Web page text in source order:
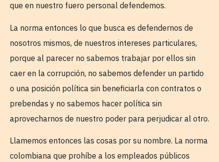
que en nuestro fuero personal defendemos.
La norma entonces lo que busca es defendernos de
nosotros mismos, de nuestros intereses particulares,
porque al parecer no sabemos trabajar por ellos sin
caer en la corrupción, no sabemos defender un partido
o una posición política sin beneficiarla con contratos o
prebendas y no sabemos hacer política sin
aprovecharnos de nuestro poder para perjudicar al otro.
Llamemos entonces las cosas por su nombre. La norma
colombiana que prohíbe a los empleados públicos